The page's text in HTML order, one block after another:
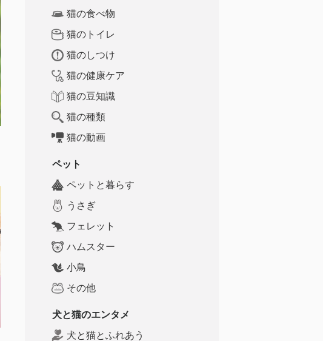
猫の食べ物
猫のトイレ
猫のしつけ
猫の健康ケア
猫の豆知識
猫の種類
猫の動画
ペット
ペットと暮らす
うさぎ
フェレット
ハムスター
小鳥
その他
犬と猫のエンタメ
犬と猫とふれあう